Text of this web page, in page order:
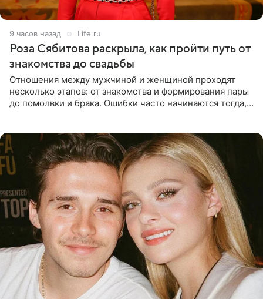
9 часов назад Life.ru
Роза Сябитова раскрыла, как пройти путь от
знакомства до свадьбы
Отношения между мужчиной и женщиной проходят
несколько этапов: от знакомства и формирования пары
до помолвки и брака. Ошибки часто начинаются тогда,